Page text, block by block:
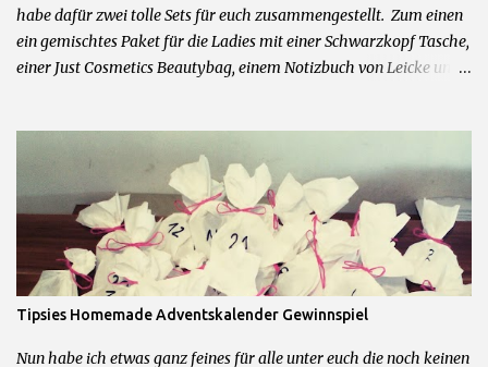
habe dafür zwei tolle Sets für euch zusammengestellt. Zum einen
ein gemischtes Paket für die Ladies mit einer Schwarzkopf Tasche,
einer Just Cosmetics Beautybag, einem Notizbuch von Leicke und
2 Gewinner Was ihr dafür tun müsst um zu gewinnen: 1.)
Kommentiere diesen Post mit dem Wunschpaket was du gerne
gewinnen möchtest 2.) Hinterlasse mir im Kommentarfeld eine
Kontaktmöglichkeit Das wars schon! Teilnahme beginnt jetzt und
endet am 09.04.2016 um 23.59Uhr. Teilnahme nur mit deutscher
Postadresse möglich. Gewinner werden über die angegebene
Kontaktmöglichkeit angeschrieben. Kein Rechtsweg und keine
Barauszahlung möglich.
Tipsies Homemade Adventskalender Gewinnspiel
Nun habe ich etwas ganz feines für alle unter euch die noch keinen